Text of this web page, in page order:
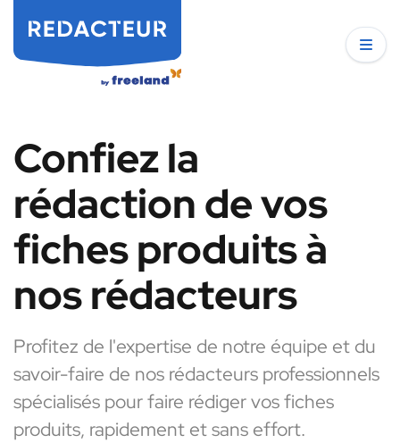
Confiez la
rédaction de vos
fiches produits à
nos rédacteurs
Profitez de l'expertise de notre équipe et du
savoir-faire de nos rédacteurs professionnels
spécialisés pour faire rédiger vos fiches
produits, rapidement et sans effort.